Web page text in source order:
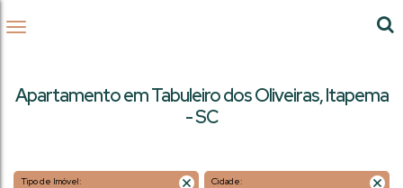
Apartamento em Tabuleiro dos Oliveiras, Itapema
- SC
Tipo de Imóvel: Cidade: